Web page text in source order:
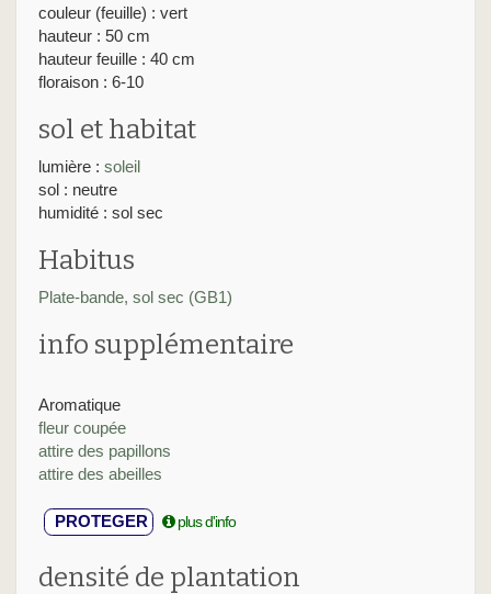
couleur (feuille) : vert
hauteur : 50 cm
hauteur feuille : 40 cm
floraison : 6-10
sol et habitat
lumière : soleil
sol : neutre
humidité : sol sec
Habitus
Plate-bande, sol sec (GB1)
info supplémentaire
Aromatique
fleur coupée
attire des papillons
attire des abeilles
PROTEGER plus d'info
densité de plantation